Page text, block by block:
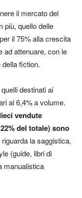
il mercato del
più, quello delle
il 75% alla crescita
ad attenuare, con le
fiction.
destinati ai
al 6,4% a volume.
vendute
del totale) sono
la saggistica,
(guide, libri di
manualistica